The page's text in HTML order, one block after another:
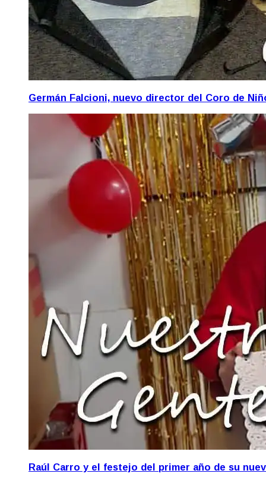
Germán Falcioni, nuevo director del Coro de
Raúl Carro y el festejo del primer año de su